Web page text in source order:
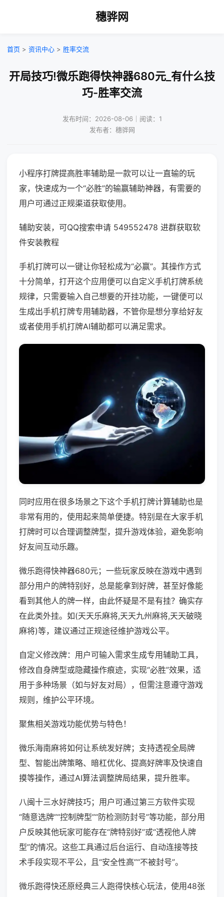
穗骅网
首页 > 资讯中心 > 胜率交流
开局技巧!微乐跑得快神器680元_有什么技
巧-胜率交流
发布时间：2026-08-06｜阅读：1
发布者：穗骅网
小程序打牌提高胜率辅助是一款可以让一直输的玩
家，快速成为一个“必胜”的输赢辅助神器，有需要的
用户可通过正规渠道获取使用。
辅助安装，可QQ搜索申请 549552478 进群获取软
件安装教程
手机打牌可以一键让你轻松成为“必赢”。其操作方式
十分简单，打开这个应用便可以自定义手机打牌系统
规律，只需要输入自己想要的开挂功能，一键便可以
生成出手机打牌专用辅助器，不管你是想分享给好友
或者使用手机打牌AI辅助都可以满足需求。
同时应用在很多场景之下这个手机打牌计算辅助也是
非常有用的，使用起来简单便捷。特别是在大家手机
打牌时可以合理调整牌型，提升游戏体验，避免影响
好友间互动乐趣。
微乐跑得快神器680元；一些玩家反映在游戏中遇到
部分用户的牌特别好，总是能拿到好牌，甚至好像能
看到其他人的牌一样，由此怀疑是不是有挂？确实存
在此类外挂。如(天天乐麻将,天天九州麻将,天天破晓
麻将)等，建议通过正规途径维护游戏公平。
自定义修改牌：用户可输入需求生成专用辅助工具，
修改自身牌型或隐藏操作痕迹，实现“必胜”效果，适
用于多种场景（如与好友对局），但需注意遵守游戏
规则，维护公平环境。
聚焦相关游戏功能优势与特色！
微乐海南麻将如何让系统发好牌；支持透视全局牌
型、智能出牌策略、暗杠优化、提高好牌率及快速自
摸等操作，通过AI算法调整牌局结果，提升胜率。
八闽十三水好牌技巧；用户可通过第三方软件实现
“随意选牌”“控制牌型”“防检测防封号”等功能，部分用
户反映其他玩家可能存在“牌特别好”或“透视他人牌
型”的情况。这些工具通过后台运行、自动连接等技
术手段实现不平公，且“安全性高”“不被封号”。
微乐跑得快还原经典三人跑得快核心玩法，使用48张